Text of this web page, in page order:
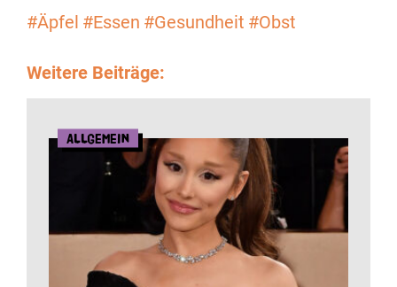
#Äpfel #Essen #Gesundheit #Obst
Weitere Beiträge:
Allgemein